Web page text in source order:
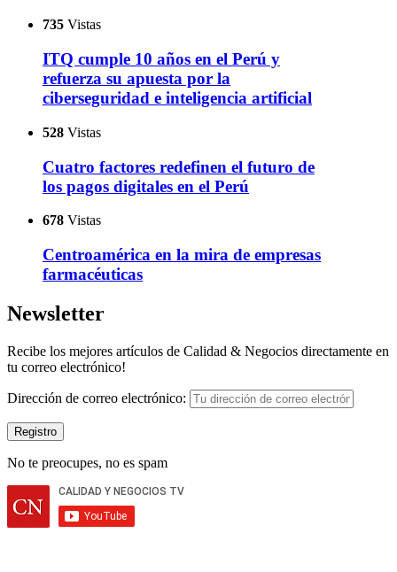
735 Vistas
ITQ cumple 10 años en el Perú y
refuerza su apuesta por la
ciberseguridad e inteligencia artificial
528 Vistas
Cuatro factores redefinen el futuro de
los pagos digitales en el Perú
678 Vistas
Centroamérica en la mira de empresas
farmacéuticas
Newsletter
Recibe los mejores artículos de Calidad & Negocios directamente en
tu correo electrónico!
Dirección de correo electrónico:
No te preocupes, no es spam